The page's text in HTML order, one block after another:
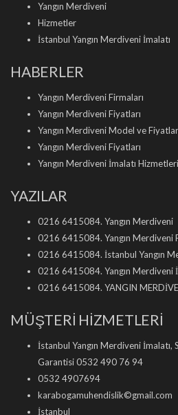
Yangın Merdiveni
Hizmetler
İstanbul Yangın Merdiveni İmalatı
HABERLER
Yangın Merdiveni Firmaları
Yangın Merdiveni Fiyatları
Yangın Merdiveni Model ve
Yangın Merdiveni Fiyatları
Yangın Merdiveni İmalatı Hizmetleri
YAZILAR
0216 6415084. Yangın Merdiveni
0216 6415084. Yangın Merdiveni
0216 6415084. İstanbul Yangın
0216 6415084. Yangın Merdiveni
0216 6415084. YANGIN
MÜŞTERİ HİZMETLERİ
İstanbul Yangın Merdiveni İmalatı,
Garantisi 0532 490 76 94
0532 4907694
karabogamuhendislik©gmail.com
İstanbul